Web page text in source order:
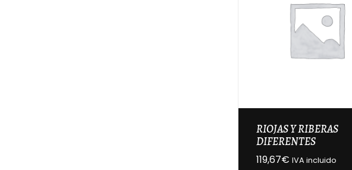
RIOJAS Y RIBERAS
DIFERENTES
119,67€ IVA incluido